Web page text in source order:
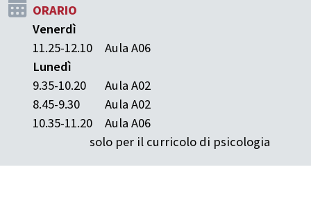
ORARIO
Venerdì
11.25-12.10
Aula A06
Lunedì
9.35-10.20
Aula A02
8.45-9.30
Aula A02
10.35-11.20
Aula A06
solo per il curricolo di psicologia